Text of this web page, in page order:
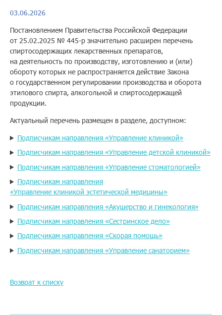
Помощь
Заказать звонок
Тарифы
Подписка
Кабинет
Корзина
03.06.2026
Постановлением Правительства Российской Федерации
от 25.02.2025 № 445-р значительно расширен перечень
спиртосодержащих лекарственных препаратов,
на деятельность по производству, изготовлению и (или)
обороту которых не распространяется действие Закона
о государственном регулировании производства и оборота
этилового спирта, алкогольной и спиртосодержащей
продукции.
Актуальный перечень размещен в разделе, доступном:
Подписчикам направления «Управление клиникой»
Подписчикам направления «Управление детской клиникой»
Подписчикам направления «Управление стоматологией»
Подписчикам направления
«Управление клиникой эстетической медицины»
Подписчикам направления «Акушерство и гинекология»
Подписчикам направления «Сестринское дело»
Подписчикам направления «Скорая помощь»
Подписчикам направления «Управление санаторием»
Возврат к списку